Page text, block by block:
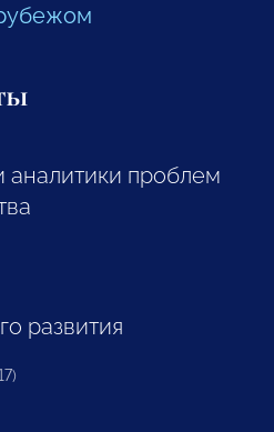
аналитики проблем
развития